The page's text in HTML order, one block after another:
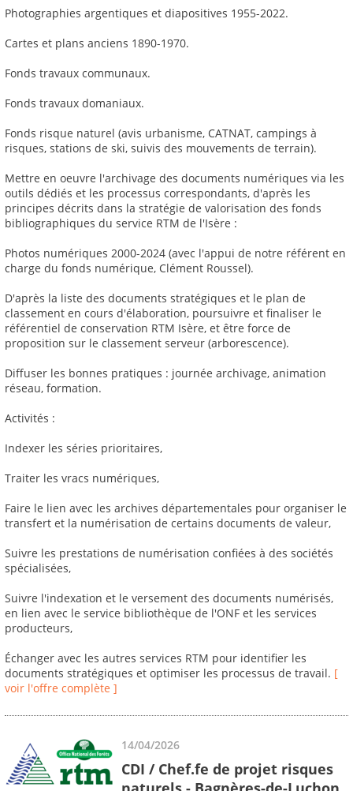
Photographies argentiques et diapositives 1955-2022.
Cartes et plans anciens 1890-1970.
Fonds travaux communaux.
Fonds travaux domaniaux.
Fonds risque naturel (avis urbanisme, CATNAT, campings à
risques, stations de ski, suivis des mouvements de terrain).
Mettre en oeuvre l'archivage des documents numériques via les
outils dédiés et les processus correspondants, d'après les
principes décrits dans la stratégie de valorisation des fonds
bibliographiques du service RTM de l'Isère :
Photos numériques 2000-2024 (avec l'appui de notre référent en
charge du fonds numérique, Clément Roussel).
D'après la liste des documents stratégiques et le plan de
classement en cours d'élaboration, poursuivre et finaliser le
référentiel de conservation RTM Isère, et être force de
proposition sur le classement serveur (arborescence).
Diffuser les bonnes pratiques : journée archivage, animation
réseau, formation.
Activités :
Indexer les séries prioritaires,
Traiter les vracs numériques,
Faire le lien avec les archives départementales pour organiser le
transfert et la numérisation de certains documents de valeur,
Suivre les prestations de numérisation confiées à des sociétés
spécialisées,
Suivre l'indexation et le versement des documents numérisés,
en lien avec le service bibliothèque de l'ONF et les services
producteurs,
Échanger avec les autres services RTM pour identifier les
documents stratégiques et optimiser les processus de travail. [
voir l'offre complète ]
14/04/2026
CDI / Chef.fe de projet risques